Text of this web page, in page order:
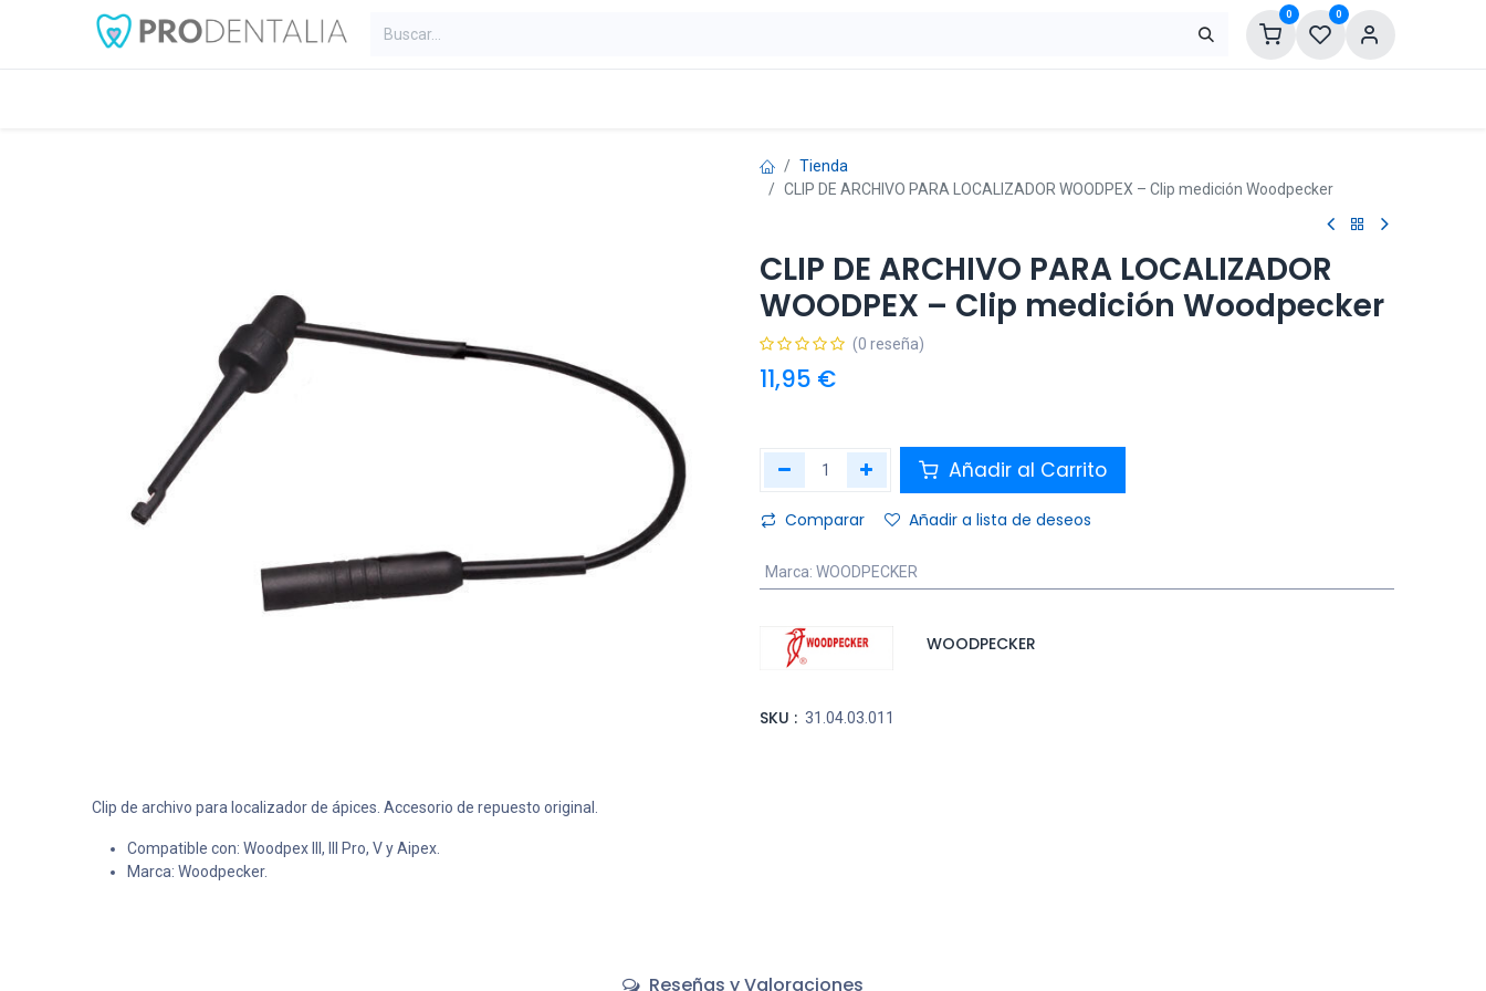
0 0
Clip de archivo para localizador de ápices. Accesorio de repuesto original.
Compatible con: Woodpex III, III Pro, V y Aipex.
Marca: Woodpecker.
Tienda
CLIP DE ARCHIVO PARA LOCALIZADOR WOODPEX – Clip medición Woodpecker
CLIP DE ARCHIVO PARA LOCALIZADOR
WOODPEX – Clip medición Woodpecker
(0 reseña)
11,95 €
Añadir al Carrito
Comparar Añadir a lista de deseos
Marca: WOODPECKER
WOODPECKER
SKU : 31.04.03.011
Reseñas y Valoraciones